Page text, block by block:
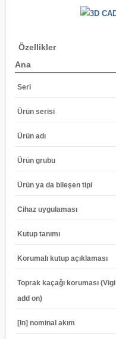
Özellikler
Ana
Seri
Ürün serisi
Ürün adı
Ürün grubu
Ürün ya da bileşen tipi
Cihaz uygulaması
Kutup tanımı
Korumalı kutup açıklaması
Toprak kaçağı koruması (Vigi
add on)
[In] nominal akım